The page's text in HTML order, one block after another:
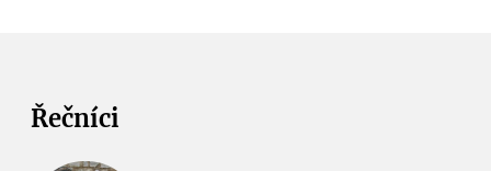
Řečníci